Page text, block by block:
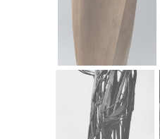
čistoj plastičkoj energiji
strukturi koja se opire bilo
umjesto klasične figure
mramora ili panja, ili
izgleda kao istisnuta
volumetrijskog
zapravo zanima anti-
raslojava u prostoru.
unutrašnjosti kipa, u